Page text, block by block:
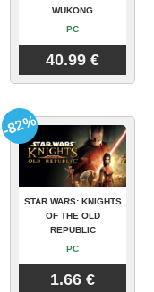
WUKONG
PC
40.99 €
STAR WARS: KNIGHTS
OF THE OLD
REPUBLIC
PC
1.66 €
-82%